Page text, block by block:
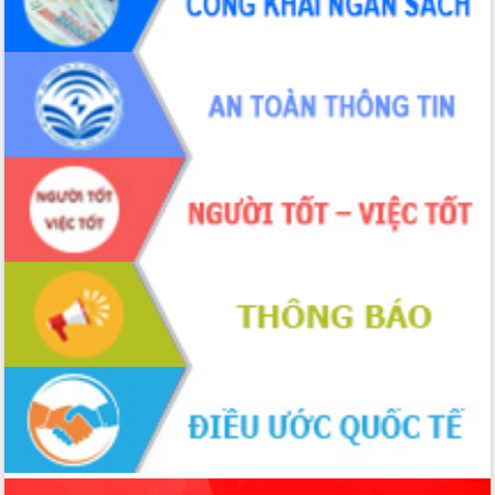
cải cách hành chính tỉnh Đắk Lắk
Kết nối tour, đẩy mạnh chuyển đổi số
để phát triển du lịch Đắk Lắk
Khởi động Dự án Đầu tư xây dựng hạ
tầng kỹ thuật Cụm công nghiệp Tân
Tiến
Gặp mặt các cơ quan báo chí nhân Kỷ
niệm 101 năm Ngày Báo chí Cách
mạng Việt Nam
Đắk Lắk sơ kết 4 năm triển khai thực
hiện Đề án 06 của Chính phủ
Họp báo thông tin về Hội nghị Công bố
Quy hoạch và Xúc tiến đầu tư tỉnh Đắk
Lắk
Khơi thông điểm nghẽn, đẩy nhanh
giải ngân vốn khắc phục thiên tai
HĐND tỉnh thông qua điều chỉnh Quy
hoạch tỉnh thời kỳ 2021-2030
Hội thảo góp ý hồ sơ điều chỉnh quy
hoạch tỉnh Đắk Lắk thời kỳ 2021-2030,